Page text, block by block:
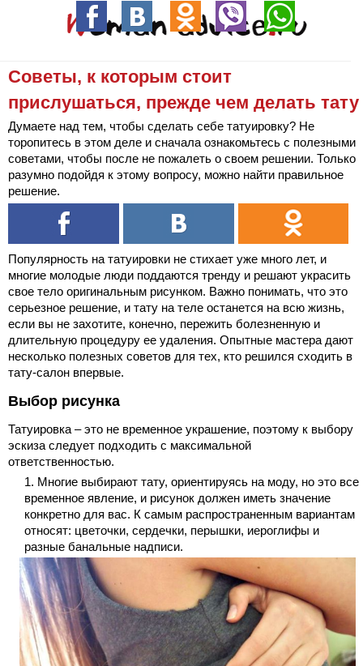
Советы, к которым стоит
прислушаться, прежде чем делать тату
Думаете над тем, чтобы сделать себе татуировку? Не
торопитесь в этом деле и сначала ознакомьтесь с полезными
советами, чтобы после не пожалеть о своем решении. Только
разумно подойдя к этому вопросу, можно найти правильное
решение.
Популярность на татуировки не стихает уже много лет, и
многие молодые люди поддаются тренду и решают украсить
свое тело оригинальным рисунком. Важно понимать, что это
серьезное решение, и тату на теле останется на всю жизнь,
если вы не захотите, конечно, пережить болезненную и
длительную процедуру ее удаления. Опытные мастера дают
несколько полезных советов для тех, кто решился сходить в
тату-салон впервые.
Выбор рисунка
Татуировка – это не временное украшение, поэтому к выбору
эскиза следует подходить с максимальной
ответственностью.
Многие выбирают тату, ориентируясь на моду, но это все
временное явление, и рисунок должен иметь значение
конкретно для вас. К самым распространенным вариантам
относят: цветочки, сердечки, перышки, иероглифы и
разные банальные надписи.